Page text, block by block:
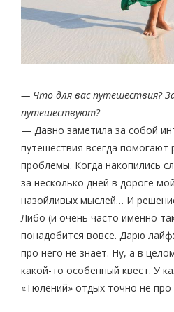
— Что для вас путешествия?
путешествуют?
— Давно заметила за собой
путешествия всегда помогают
проблемы. Когда накопились
за несколько дней в дороге
назойливых мыслей… И
Либо (и очень часто именно
понадобится вовсе. Дарю
про него не знает. Ну, а в
какой-то особенный квест. У
«Тюлений» отдых точно не про